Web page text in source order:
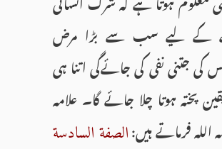
کے لیے سب سے بڑا مرض
جتنی نفی کی جائےگی اتنا ہی
پختہ ہوتا چلا جائے گا۔ علامہ
اللہ فرماتے ہیں:الصفة السادسة